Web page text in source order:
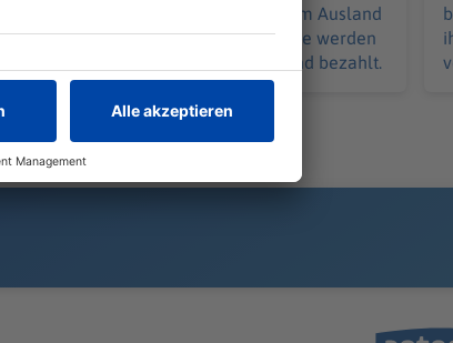
Hunderttausende aus dem Ausland
erwartet. Für Balkonplätze werden
Mondpreise verlangt – und bezahlt.